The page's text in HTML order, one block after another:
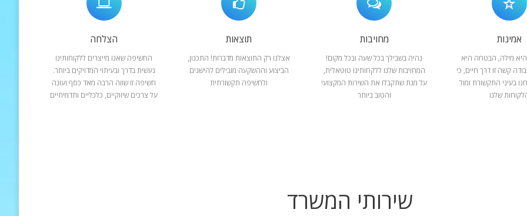
אמינות
היא מילה, הבטחה היא
קשה זו דרך חיים, כי
בעיני התקשורת ומול
שלנו
מחויבות
נהיה בשבילך בכל שעה ובכל מקום!
המחויבות שלנו ללקחותינו טוטאלית,
על מנת שתקבלו את השירות המקצועי
והטוב ביותר
תוצאות
אצלנו רק התוצאות מדברות! התכנון,
הביצוע וההשקעה מובילים להישגים
ולחשיפה תקשורתית
הצלחה
החשיפה שאנו מייצרים ללקוחותינו
נעשית בדרך ובעיתוי המדויקים ביותר.
חשיפה זו שווה הרבה מאד כסף ועונה
על צרכים שיווקיים, כלכליים ותדמיתיים
שירותי המשרד